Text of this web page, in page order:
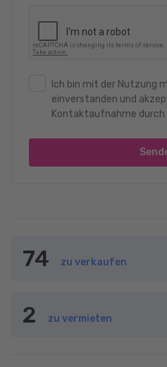
Ich bin mit der Nutzung
einverstanden und
Kontaktaufnahme durch
74 zu verkaufen
2 zu vermieten